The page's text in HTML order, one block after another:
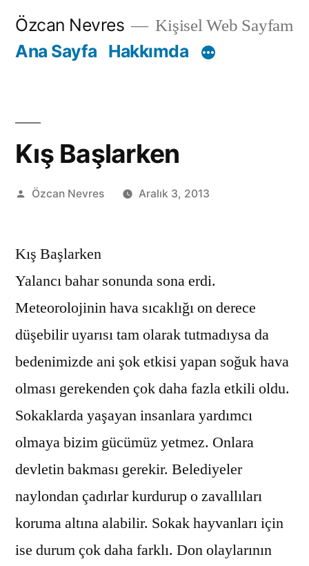
İçeriğe
Özcan Nevres Kişisel Web Sayfam
Ana Sayfa Hakkımda
Kış Başlarken
Gönderen:
Özcan Nevres Aralık 3, 2013
Kış Başlarken
Yalancı bahar sonunda sona erdi.
Meteorolojinin hava sıcaklığı on derece
düşebilir uyarısı tam olarak tutmadıysa da
bedenimizde ani şok etkisi yapan soğuk hava
olması gerekenden çok daha fazla etkili oldu.
Sokaklarda yaşayan insanlara yardımcı
olmaya bizim gücümüz yetmez. Onlara
devletin bakması gerekir. Belediyeler
naylondan çadırlar kurdurup o zavallıları
koruma altına alabilir. Sokak hayvanları için
ise durum çok daha farklı. Don olaylarının